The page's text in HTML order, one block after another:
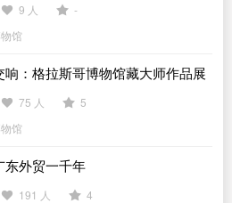
9 人
-
馆
响：格拉斯哥博物馆藏大师作品展
75 人
5
馆
东外贸一千年
191 人
4